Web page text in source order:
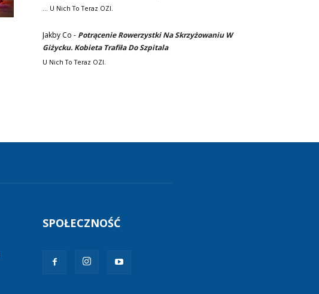
... U Nich To Teraz OZI.
Jakby Co - Potrącenie Rowerzystki Na Skrzyżowaniu W
Giżycku. Kobieta Trafiła Do Szpitala
U Nich To Teraz OZI.
SPOŁECZNOŚĆ